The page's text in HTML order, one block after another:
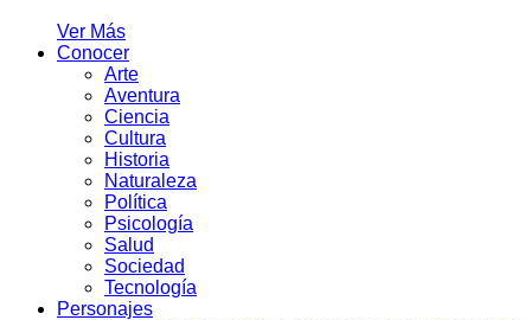
Ver Más
Conocer
Arte
Aventura
Ciencia
Cultura
Historia
Naturaleza
Política
Psicología
Salud
Sociedad
Tecnología
Personajes